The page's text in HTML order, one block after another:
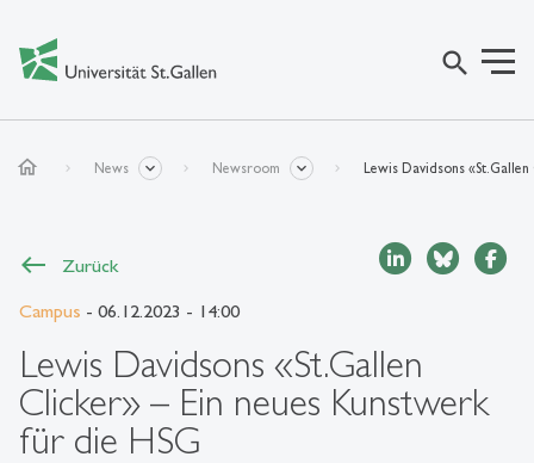
search
home News Newsroom Lewis Davidsons
Zurück
Campus - 06.12.2023 - 14:00
Lewis Davidsons «St.Gallen
Clicker» – Ein neues Kunstwerk
für die HSG